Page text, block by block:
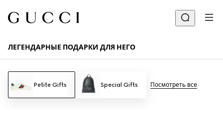
ЛЕГЕНДАРНЫЕ ПОДАРКИ ДЛЯ НЕГО
Petite Gifts Special Gifts Посмотреть все